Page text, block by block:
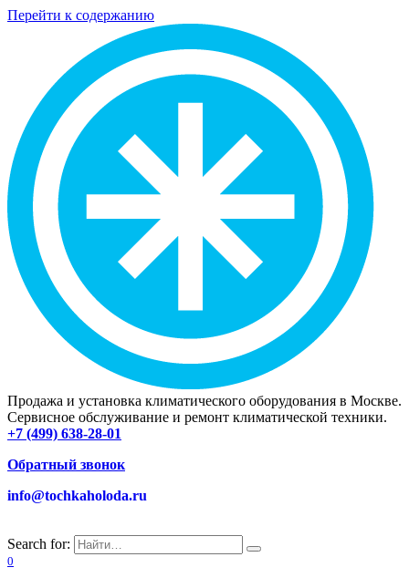
Перейти к содержанию
Продажа и установка климатического оборудования в Москве.
Сервисное обслуживание и ремонт климатической техники.
+7 (499) 638-28-01
Обратный звонок
info@tochkaholoda.ru
Search for:
0